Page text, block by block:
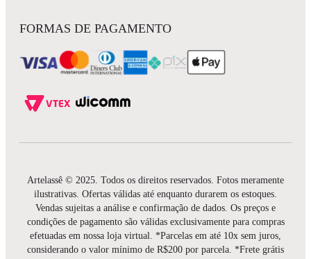
FORMAS DE PAGAMENTO
Artelassê © 2025. Todos os direitos reservados. Fotos meramente
ilustrativas. Ofertas válidas até enquanto durarem os estoques.
Vendas sujeitas a análise e confirmação de dados. Os preços e
condições de pagamento são válidas exclusivamente para compras
efetuadas em nossa loja virtual. *Parcelas em até 10x sem juros,
considerando o valor mínimo de R$200 por parcela. *Frete grátis